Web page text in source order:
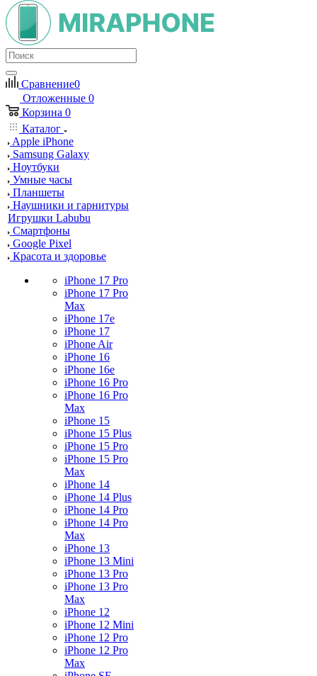
Сравнение0
Отложенные 0
Корзина 0
Каталог
Apple iPhone
Samsung Galaxy
Ноутбуки
Умные часы
Планшеты
Наушники и гарнитуры
Игрушки Labubu
Смартфоны
Google Pixel
Красота и здоровье
iPhone 17 Pro
iPhone 17 Pro
Max
iPhone 17e
iPhone 17
iPhone Air
iPhone 16
iPhone 16e
iPhone 16 Pro
iPhone 16 Pro
Max
iPhone 15
iPhone 15 Plus
iPhone 15 Pro
iPhone 15 Pro
Max
iPhone 14
iPhone 14 Plus
iPhone 14 Pro
iPhone 14 Pro
Max
iPhone 13
iPhone 13 Mini
iPhone 13 Pro
iPhone 13 Pro
Max
iPhone 12
iPhone 12 Mini
iPhone 12 Pro
iPhone 12 Pro
Max